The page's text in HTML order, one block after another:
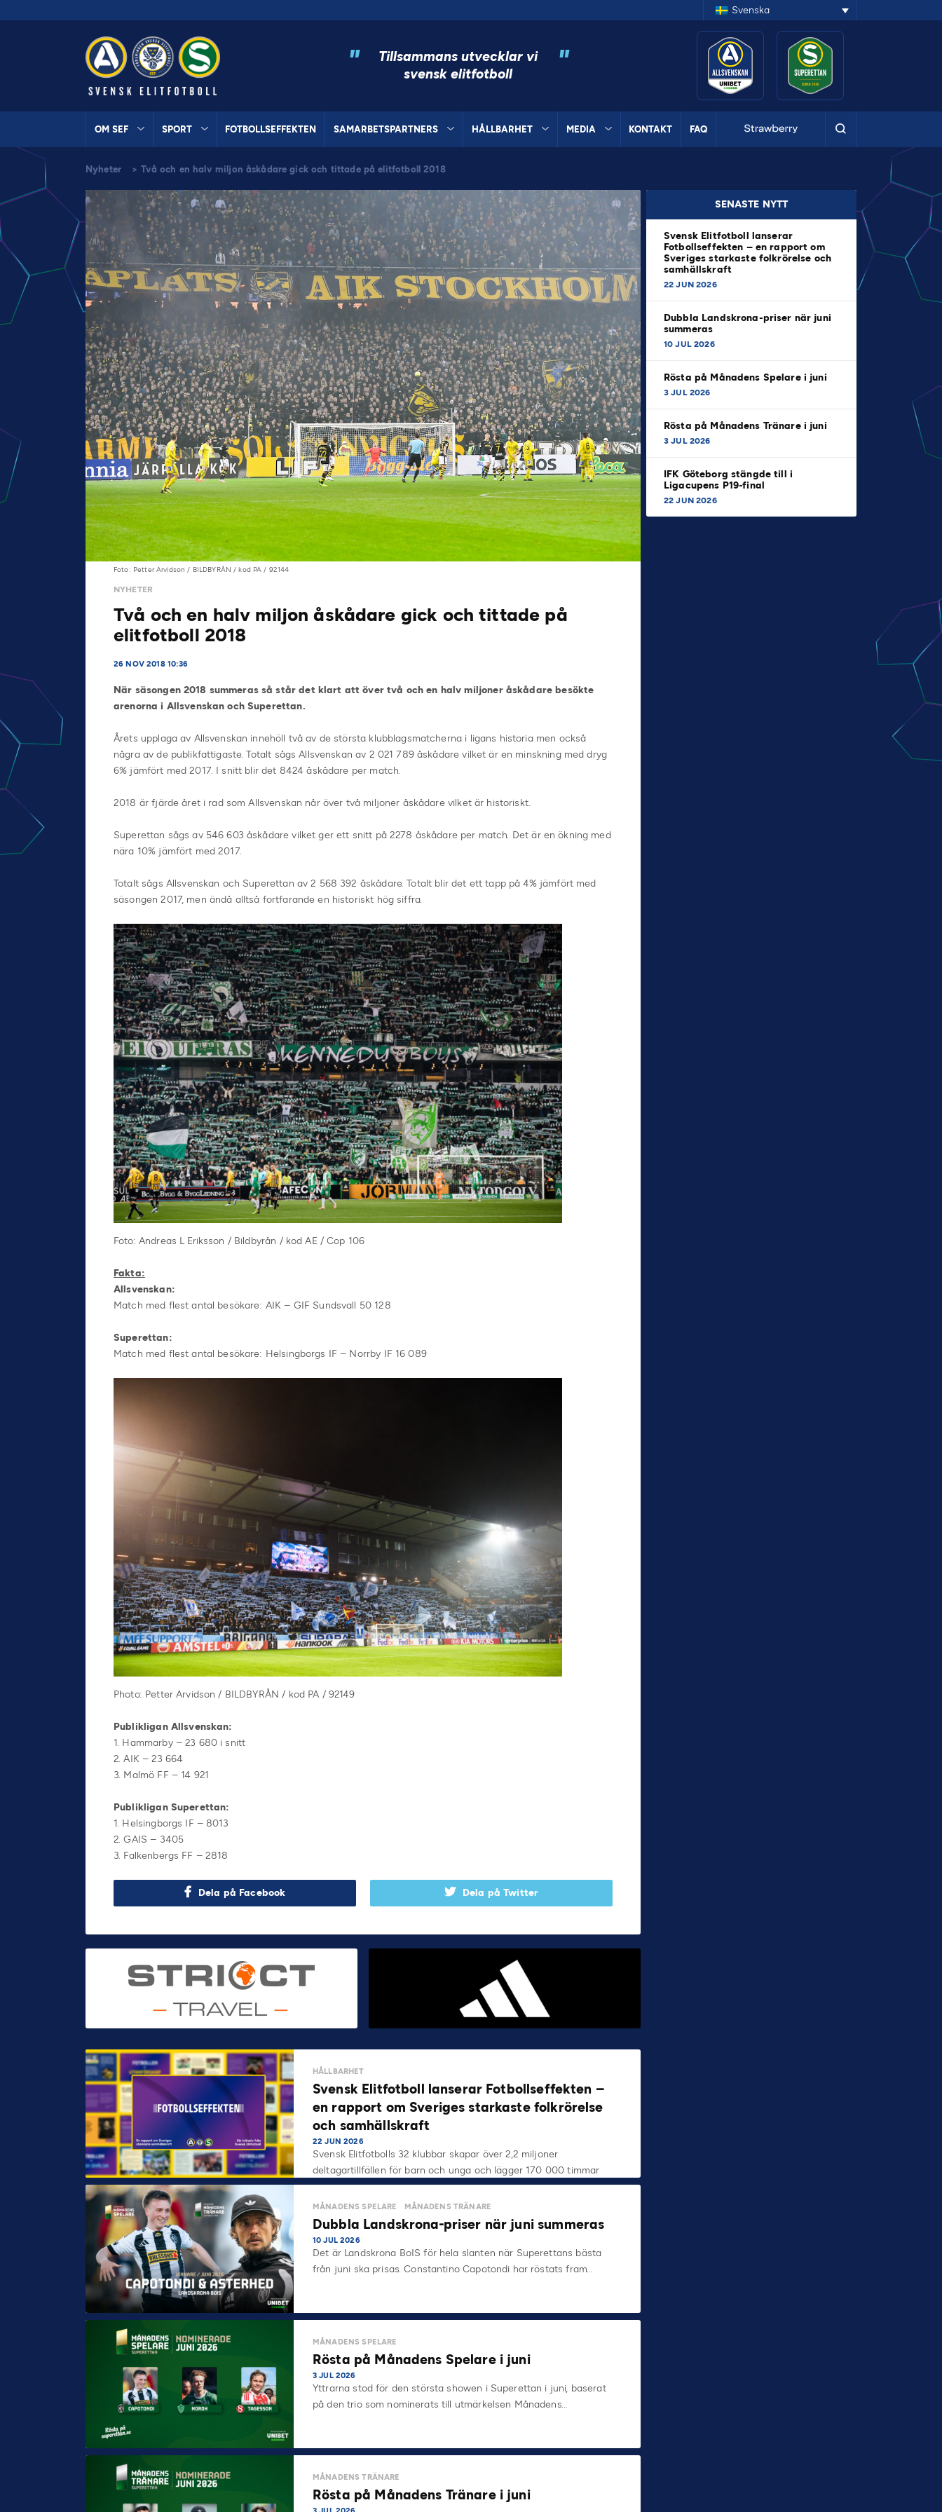
Svenska
"
Tillsammans utvecklar vi
svensk elitfotboll
"
OM SEF SPORT FOTBOLLSEFFEKTEN SAMARBETSPARTNERS HÅLLBARHET MEDIA KONTAKT FAQ
Nyheter > Två och en halv miljon åskådare gick och tittade på elitfotboll 2018
Foto: Petter Arvidson / BILDBYRÅN / kod PA / 92144
NYHETER
Två och en halv miljon åskådare gick och tittade på
elitfotboll 2018
26 NOV 2018 10:36
När säsongen 2018 summeras så står det klart att över två och en halv miljoner åskådare besökte
arenorna i Allsvenskan och Superettan.
Årets upplaga av Allsvenskan innehöll två av de största klubblagsmatcherna i ligans historia men också
några av de publikfattigaste. Totalt sågs Allsvenskan av 2 021 789 åskådare vilket är en minskning med dryg
6% jämfört med 2017. I snitt blir det 8424 åskådare per match.
2018 är fjärde året i rad som Allsvenskan når över två miljoner åskådare vilket är historiskt.
Superettan sågs av 546 603 åskådare vilket ger ett snitt på 2278 åskådare per match. Det är en ökning med
nära 10% jämfört med 2017.
Totalt sågs Allsvenskan och Superettan av 2 568 392 åskådare. Totalt blir det ett tapp på 4% jämfört med
säsongen 2017, men ändå alltså fortfarande en historiskt hög siffra.
Foto: Andreas L Eriksson / Bildbyrån / kod AE / Cop 106
Fakta:
Allsvenskan:
Match med flest antal besökare: AIK – GIF Sundsvall 50 128
Superettan:
Match med flest antal besökare: Helsingborgs IF – Norrby IF 16 089
Photo: Petter Arvidson / BILDBYRÅN / kod PA / 92149
Publikligan Allsvenskan:
1. Hammarby – 23 680 i snitt
2. AIK – 23 664
3. Malmö FF – 14 921
Publikligan Superettan:
1. Helsingborgs IF – 8013
2. GAIS – 3405
3. Falkenbergs FF – 2818
Dela på Facebook Dela på Twitter
SENASTE NYTT
Svensk Elitfotboll lanserar
Fotbollseffekten – en rapport om
Sveriges starkaste folkrörelse och
samhällskraft
22 JUN 2026
Dubbla Landskrona-priser när juni
summeras
10 JUL 2026
Rösta på Månadens Spelare i juni
3 JUL 2026
Rösta på Månadens Tränare i juni
3 JUL 2026
IFK Göteborg stängde till i
Ligacupens P19-final
22 JUN 2026
HÅLLBARHET
Svensk Elitfotboll lanserar Fotbollseffekten –
en rapport om Sveriges starkaste folkrörelse
och samhällskraft
22 JUN 2026
Svensk Elitfotbolls 32 klubbar skapar över 2,2 miljoner
deltagartillfällen för barn och unga och lägger 170 000 timmar
på…
MÅNADENS SPELARE MÅNADENS TRÄNARE
Dubbla Landskrona-priser när juni summeras
10 JUL 2026
Det är Landskrona BoIS för hela slanten när Superettans bästa
från juni ska prisas. Constantino Capotondi har röstats fram…
MÅNADENS SPELARE
Rösta på Månadens Spelare i juni
3 JUL 2026
Yttrarna stod för den största showen i Superettan i juni, baserat
på den trio som nominerats till utmärkelsen Månadens…
MÅNADENS TRÄNARE
Rösta på Månadens Tränare i juni